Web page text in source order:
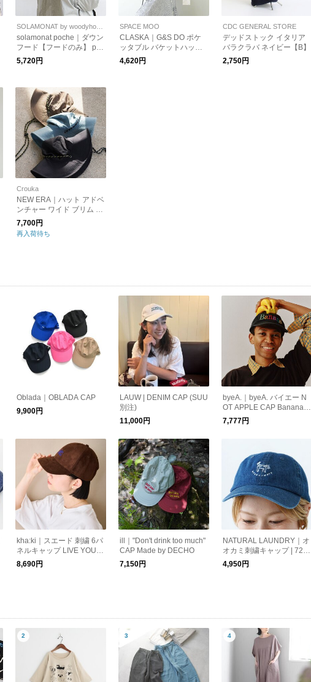
solamonat poche｜ダウン
フード【フードのみ】 poc
he-down-food
5,720円
SPACE MOO
CLASKA｜G&S DO ポケ
ッタブル バケットハット
(1211-0139)クラスカ【メ
ール便対象】
4,620円
CDC GENERAL STORE
デッドストック イタリア
バラクラバ ネイビー【B】
2,750円
Crouka
NEW ERA｜ハット アドベ
ンチャー ワイド ブリム A
DVENTURE WIDE BRIM
Softness of Nature ユニセ
ックス メンズ ニューエラ
7,700円
再入荷待ち
Oblada｜OBLADA CAP
9,900円
LAUW | DENIM CAP (SUU
別注)
11,000円
byeA.｜byeA. バイエー N
OT APPLE CAP Banana B
LACK ロゴ刺繍 キャップ
7,777円
kha:ki｜スエード 刺繍 6パ
ネルキャップ LIVE YOUR
GROUND mil26sac3031
8,690円
ill｜"Don't drink too much"
CAP Made by DECHO
7,150円
NATURAL LAUNDRY｜オ
オカミ刺繍キャップ | 726
4A-004
4,950円